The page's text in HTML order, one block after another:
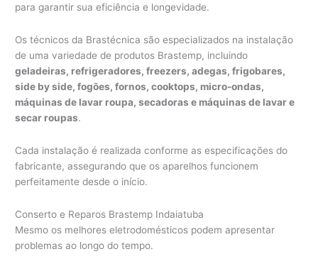
para garantir sua eficiência e longevidade.
Os técnicos da Brastécnica são especializados na instalação
de uma variedade de produtos Brastemp, incluindo
geladeiras, refrigeradores, freezers, adegas, frigobares,
side by side, fogões, fornos, cooktops, micro-ondas,
máquinas de lavar roupa, secadoras e máquinas de lavar e
secar roupas.
Cada instalação é realizada conforme as especificações do
fabricante, assegurando que os aparelhos funcionem
perfeitamente desde o início.
Conserto e Reparos Brastemp Indaiatuba
Mesmo os melhores eletrodomésticos podem apresentar
problemas ao longo do tempo.